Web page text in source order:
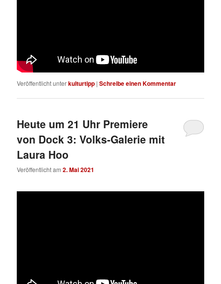
Veröffentlicht unterkulturtipp |Schreibe einen Kommentar
Heute um 21 Uhr Premiere
von Dock 3: Volks-Galerie mit
Laura Hoo
Veröffentlicht am2. Mai 2021